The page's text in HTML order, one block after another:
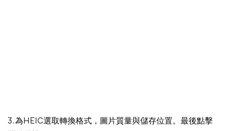
3. 為HEIC選取轉換格式，圖片質量與儲存位置。最後點擊